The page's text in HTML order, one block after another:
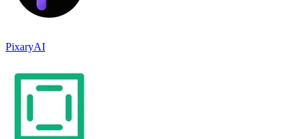
PixaryAI